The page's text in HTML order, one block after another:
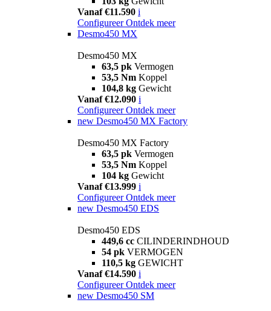
Vanaf €11.590 i
Configureer Ontdek meer
Desmo450 MX
Desmo450 MX
63,5 pk Vermogen
53,5 Nm Koppel
104,8 kg Gewicht
Vanaf €12.090 i
Configureer Ontdek meer
new Desmo450 MX Factory
Desmo450 MX Factory
63,5 pk Vermogen
53,5 Nm Koppel
104 kg Gewicht
Vanaf €13.999 i
Configureer Ontdek meer
new Desmo450 EDS
Desmo450 EDS
449,6 cc CILINDERINDHOUD
54 pk VERMOGEN
110,5 kg GEWICHT
Vanaf €14.590 i
Configureer Ontdek meer
new Desmo450 SM